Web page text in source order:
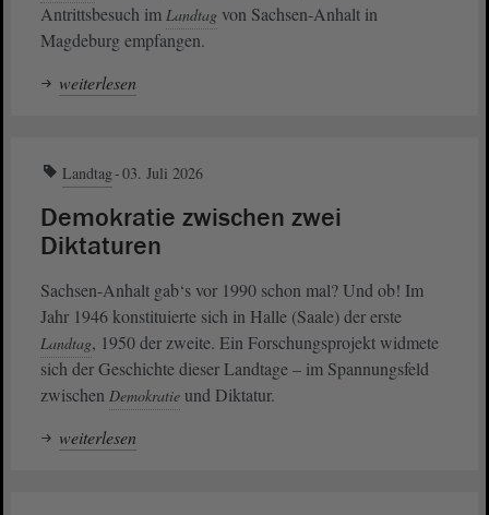
Antrittsbesuch im Landtag von Sachsen-Anhalt in
Magdeburg empfangen.
weiterlesen
Landtag 03. Juli 2026
Demokratie zwischen zwei
Diktaturen
Sachsen-Anhalt gab‘s vor 1990 schon mal? Und ob! Im
Jahr 1946 konstituierte sich in Halle (Saale) der erste
Landtag, 1950 der zweite. Ein Forschungsprojekt widmete
sich der Geschichte dieser Landtage – im Spannungsfeld
zwischen Demokratie und Diktatur.
weiterlesen